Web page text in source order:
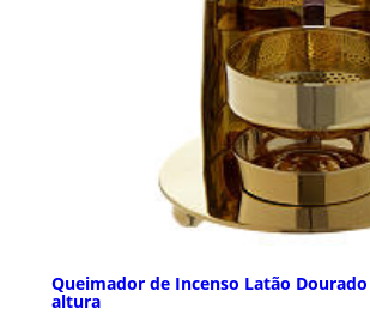
Queimador de Incenso Latão
altura